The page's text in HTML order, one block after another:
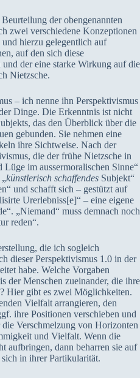
der obengenannten
zwei verschiedene Konzeptionen
und hierzu gelegentlich auf
auf den sich diese
der eine starke Wirkung auf die
Nietzsche.
– ich nenne ihn Perspektivismus
Dinge. Die Erkenntnis ist nicht
das den Überblick über die
gebunden. Sie nehmen eine
ihre Sichtweise. Nach der
die der frühe Nietzsche in
im aussermoralischen Sinne“
künstlerisch schaffendes Subjekt“
und schafft sich – gestützt auf
Urerlebniss[e]“ – eine eigene
„Niemand“ muss demnach noch
reden“.
die ich sogleich
dieser Perspektivismus 1.0 in der
habe. Welche Vorgaben
der Menschen zueinander, die ihre
Hier gibt es zwei Möglichkeiten.
Vielfalt arrangieren, den
ihre Positionen verschieben und
Verschmelzung von Horizonten
und Vielfalt. Wenn die
aufbringen, dann beharren sie auf
in ihrer Partikularität.